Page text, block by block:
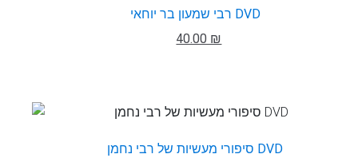
רבי שמעון בר יוחאי DVD
40.00 ₪
סיפורי מעשיות של רבי נחמן DVD